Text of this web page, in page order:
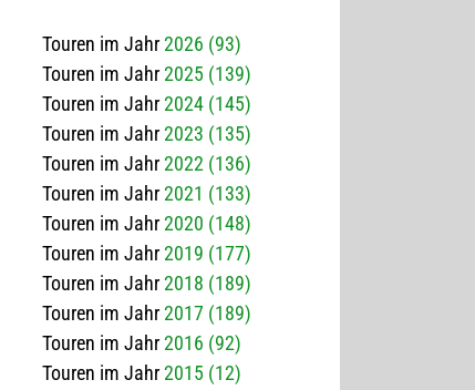
Touren im Jahr2026 (93)
Touren im Jahr2025 (139)
Touren im Jahr2024 (145)
Touren im Jahr2023 (135)
Touren im Jahr2022 (136)
Touren im Jahr2021 (133)
Touren im Jahr2020 (148)
Touren im Jahr2019 (177)
Touren im Jahr2018 (189)
Touren im Jahr2017 (189)
Touren im Jahr2016 (92)
Touren im Jahr2015 (12)